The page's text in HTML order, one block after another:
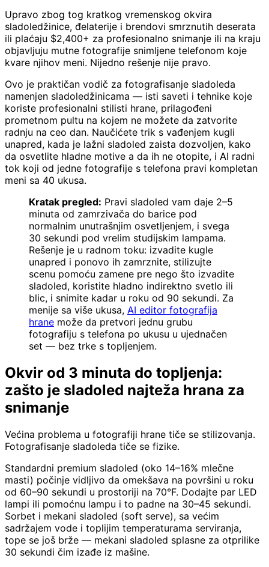
Upravo zbog tog kratkog vremenskog okvira
sladoledžinice, đelaterije i brendovi smrznutih deserata
ili plaćaju $2,400+ za profesionalno snimanje ili na kraju
objavljuju mutne fotografije snimljene telefonom koje
kvare njihov meni. Nijedno rešenje nije pravo.
Ovo je praktičan vodič za fotografisanje sladoleda
namenjen sladoledžinicama — isti saveti i tehnike koje
koriste profesionalni stilisti hrane, prilagođeni
prometnom pultu na kojem ne možete da zatvorite
radnju na ceo dan. Naučićete trik s vađenjem kugli
unapred, kada je lažni sladoled zaista dozvoljen, kako
da osvetlite hladne motive a da ih ne otopite, i AI radni
tok koji od jedne fotografije s telefona pravi kompletan
meni sa 40 ukusa.
Kratak pregled: Pravi sladoled vam daje 2–5
minuta od zamrzivača do barice pod
normalnim unutrašnjim osvetljenjem, i svega
30 sekundi pod vrelim studijskim lampama.
Rešenje je u radnom toku: izvadite kugle
unapred i ponovo ih zamrznite, stilizujte
scenu pomoću zamene pre nego što izvadite
sladoled, koristite hladno indirektno svetlo ili
blic, i snimite kadar u roku od 90 sekundi. Za
menije sa više ukusa, AI editor fotografija
hrane može da pretvori jednu grubu
fotografiju s telefona po ukusu u ujednačen
set — bez trke s topljenjem.
Okvir od 3 minuta do topljenja:
zašto je sladoled najteža hrana za
snimanje
Većina problema u fotografiji hrane tiče se stilizovanja.
Fotografisanje sladoleda tiče se fizike.
Standardni premium sladoled (oko 14–16% mlečne
masti) počinje vidljivo da omekšava na površini u roku
od 60–90 sekundi u prostoriji na 70°F. Dodajte par LED
lampi ili pomoćnu lampu i to padne na 30–45 sekundi.
Sorbet i mekani sladoled (soft serve), sa većim
sadržajem vode i toplijim temperaturama serviranja,
tope se još brže — mekani sladoled splasne za otprilike
30 sekundi čim izađe iz mašine.